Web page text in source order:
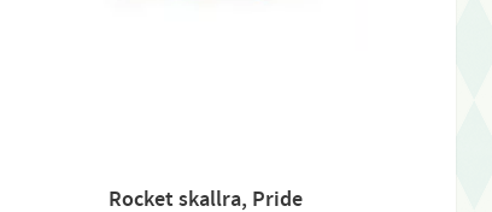
Rocket skallra, Pride